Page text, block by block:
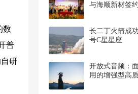
数
普
研
与海顺新材签
软包装材料联
长二丁火箭成
号C星星座
开放式音频：
用的增强型高